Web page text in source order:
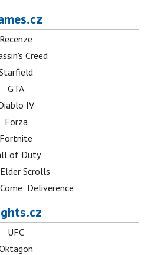
Recenze
Creed
GTA
IV
Forza
Fortnite
of Duty
Scrolls
Deliverence
UFC